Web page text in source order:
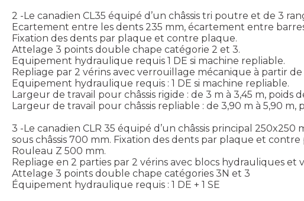
2 -Le canadien CL35 équipé d’un châssis tri poutre et de 3
Ecartement entre les dents 235 mm, écartement entre
Fixation des dents par plaque et contre plaque.
Attelage 3 points double chape catégorie 2 et 3.
Equipement hydraulique requis 1 DE si machine repliable.
Repliage par 2 vérins avec verrouillage mécanique à partir de
Equipement hydraulique requis : 1 DE si machine repliable.
Largeur de travail pour châssis rigide : de 3 m à 3,45 m, poids
Largeur de travail pour châssis repliable : de 3,90 m à 5,90 m,
3 -Le canadien CLR 35 équipé d’un châssis principal
sous châssis 700 mm. Fixation des dents par plaque et
Rouleau Z 500 mm.
Repliage en 2 parties par 2 vérins avec blocs hydrauliques
Attelage 3 points double chape catégories 3N et 3
Équipement hydraulique requis : 1 DE + 1 SE